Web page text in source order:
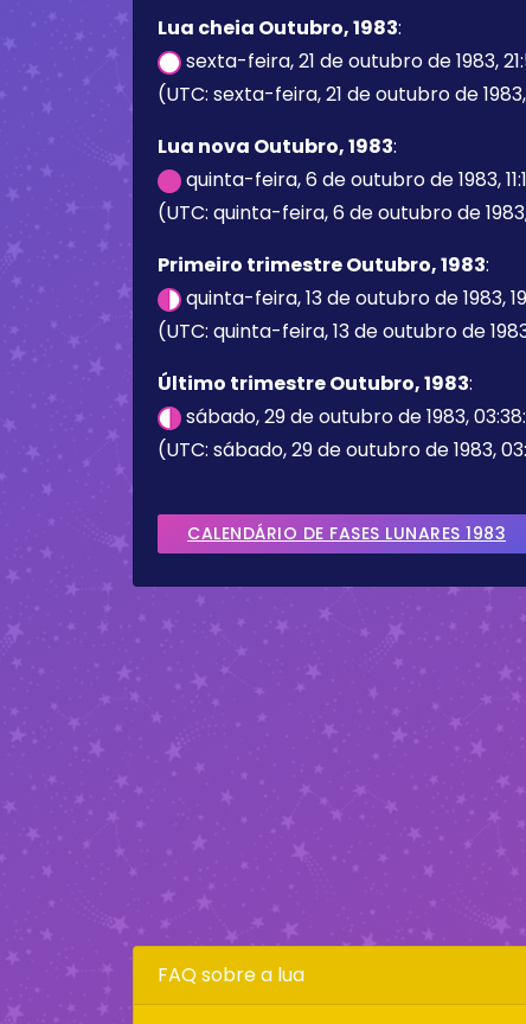
Lua cheia Outubro, 1983:
sexta-feira, 21 de outubro de 1983,
(UTC: sexta-feira, 21 de outubro de
Lua nova Outubro, 1983:
quinta-feira, 6 de outubro de 1983,
(UTC: quinta-feira, 6 de outubro de 1983,
Primeiro trimestre Outubro, 1983:
quinta-feira, 13 de outubro de 1983,
(UTC: quinta-feira, 13 de outubro de
Último trimestre Outubro, 1983:
sábado, 29 de outubro de 1983,
(UTC: sábado, 29 de outubro de 1983,
CALENDÁRIO DE FASES LUNARES 1983
FAQ sobre a lua